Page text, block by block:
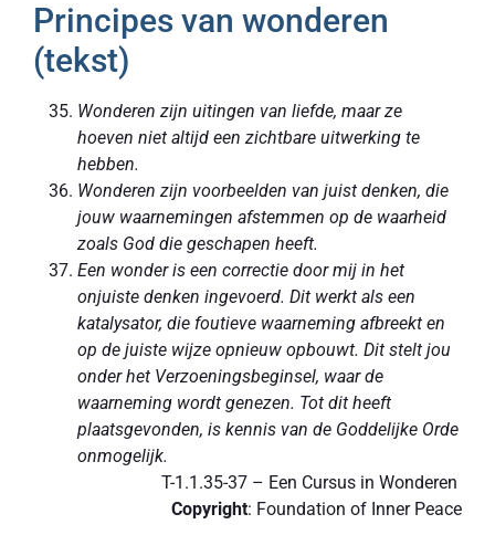
Principes van wonderen
(tekst)
Wonderen zijn uitingen van liefde, maar ze
hoeven niet altijd een zichtbare uitwerking te
hebben.
Wonderen zijn voorbeelden van juist denken, die
jouw waarnemingen afstemmen op de waarheid
zoals God die geschapen heeft.
Een wonder is een correctie door mij in het
onjuiste denken ingevoerd. Dit werkt als een
katalysator, die foutieve waarneming afbreekt en
op de juiste wijze opnieuw opbouwt. Dit stelt jou
onder het Verzoeningsbeginsel, waar de
waarneming wordt genezen. Tot dit heeft
plaatsgevonden, is kennis van de Goddelijke Orde
onmogelijk.
T-1.1.35-37 – Een Cursus in Wonderen
Copyright: Foundation of Inner Peace